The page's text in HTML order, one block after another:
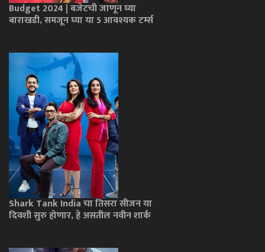
Budget 2024 | बजेटची जाणून घ्या
बाराखडी, समजून घ्या या 5 आवश्यक टर्म्स
Shark Tank India चा तिसरा सीजन या
दिवशी सुरु होणार, हे असतील नवीन शार्क